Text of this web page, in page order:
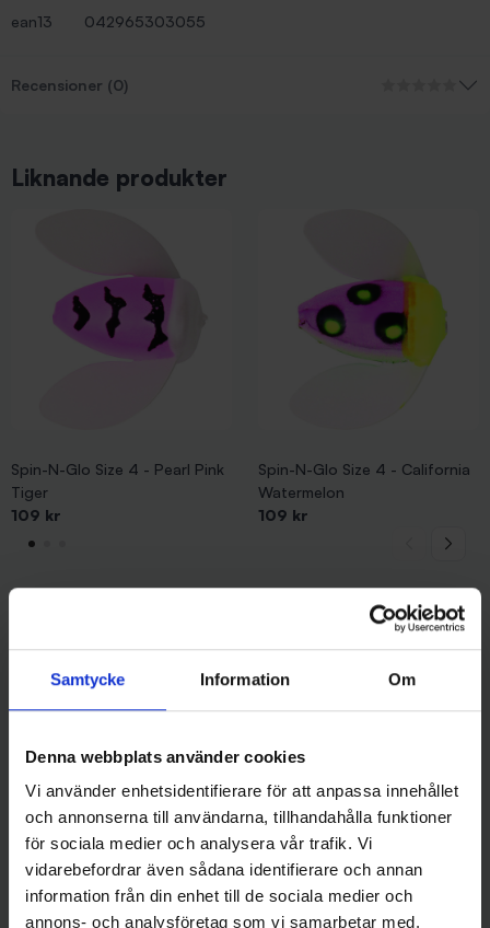
Samtycke Information Om
Denna webbplats använder cookies
Vi använder enhetsidentifierare för att anpassa innehållet
och annonserna till användarna, tillhandahålla funktioner
för sociala medier och analysera vår trafik. Vi
vidarebefordrar även sådana identifierare och annan
information från din enhet till de sociala medier och
annons- och analysföretag som vi samarbetar med.
ean13
042965303055
Recensioner (0)
Liknande produkter
Spin-N-Glo Size 4 - Pearl Pink
Tiger
109 kr
Spin-N-Glo Size 4 - California
Watermelon
109 kr
Andra gillade även